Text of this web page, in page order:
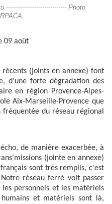
------------------------------ Photo
août
(joints en annexe) font
d'une forte dégradation des
en région Provence-Alpes-
Aix-Marseille-Provence que
du réseau régional
de manière exacerbée, à
(jointe en annexe)
sont très remplis, c'est
réseau ferré voit passer
personnels et les matériels
et matériels sont là,